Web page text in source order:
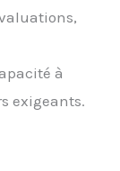
à
exigeants.